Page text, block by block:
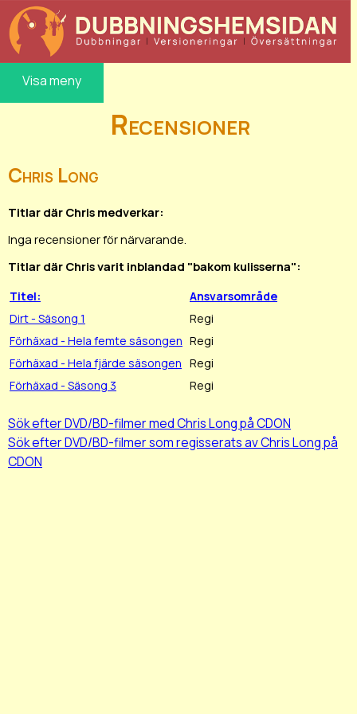
Visa meny
Recensioner
Chris Long
Titlar där Chris medverkar:
Inga recensioner för närvarande.
Titlar där Chris varit inblandad "bakom kulisserna":
Titel:
Ansvarsområde
Dirt - Säsong 1
Regi
Förhäxad - Hela femte säsongen Regi
Förhäxad - Hela fjärde säsongen Regi
Förhäxad - Säsong 3
Regi
Sök efter DVD/BD-filmer med Chris Long på CDON
Sök efter DVD/BD-filmer som regisserats av Chris Long på
CDON